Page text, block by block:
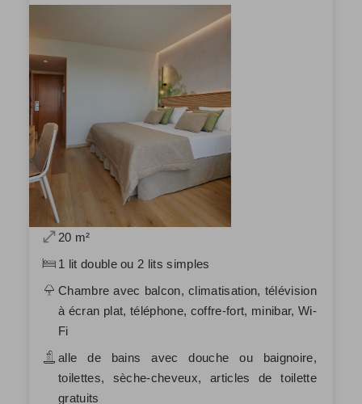
20 m²
1 lit double ou 2 lits simples
Chambre avec balcon, climatisation, télévision
à écran plat, téléphone, coffre-fort, minibar, Wi-
Fi
alle de bains avec douche ou baignoire,
toilettes, sèche-cheveux, articles de toilette
gratuits